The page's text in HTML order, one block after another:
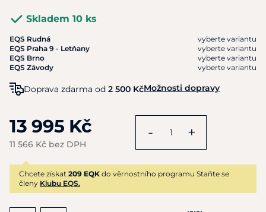
Skladem 10 ks
EQS Rudná
vyberte variantu
EQS Praha 9 - Letňany
vyberte variantu
EQS Brno
vyberte variantu
EQS Závody
vyberte variantu
Doprava zdarma od 2 500 KčMožnosti dopravy
13 995 Kč
11 566 Kč bez DPH
- +
Chcete získat 209 EQK do věrnostního programu Staňte se
členy Klubu EQS.